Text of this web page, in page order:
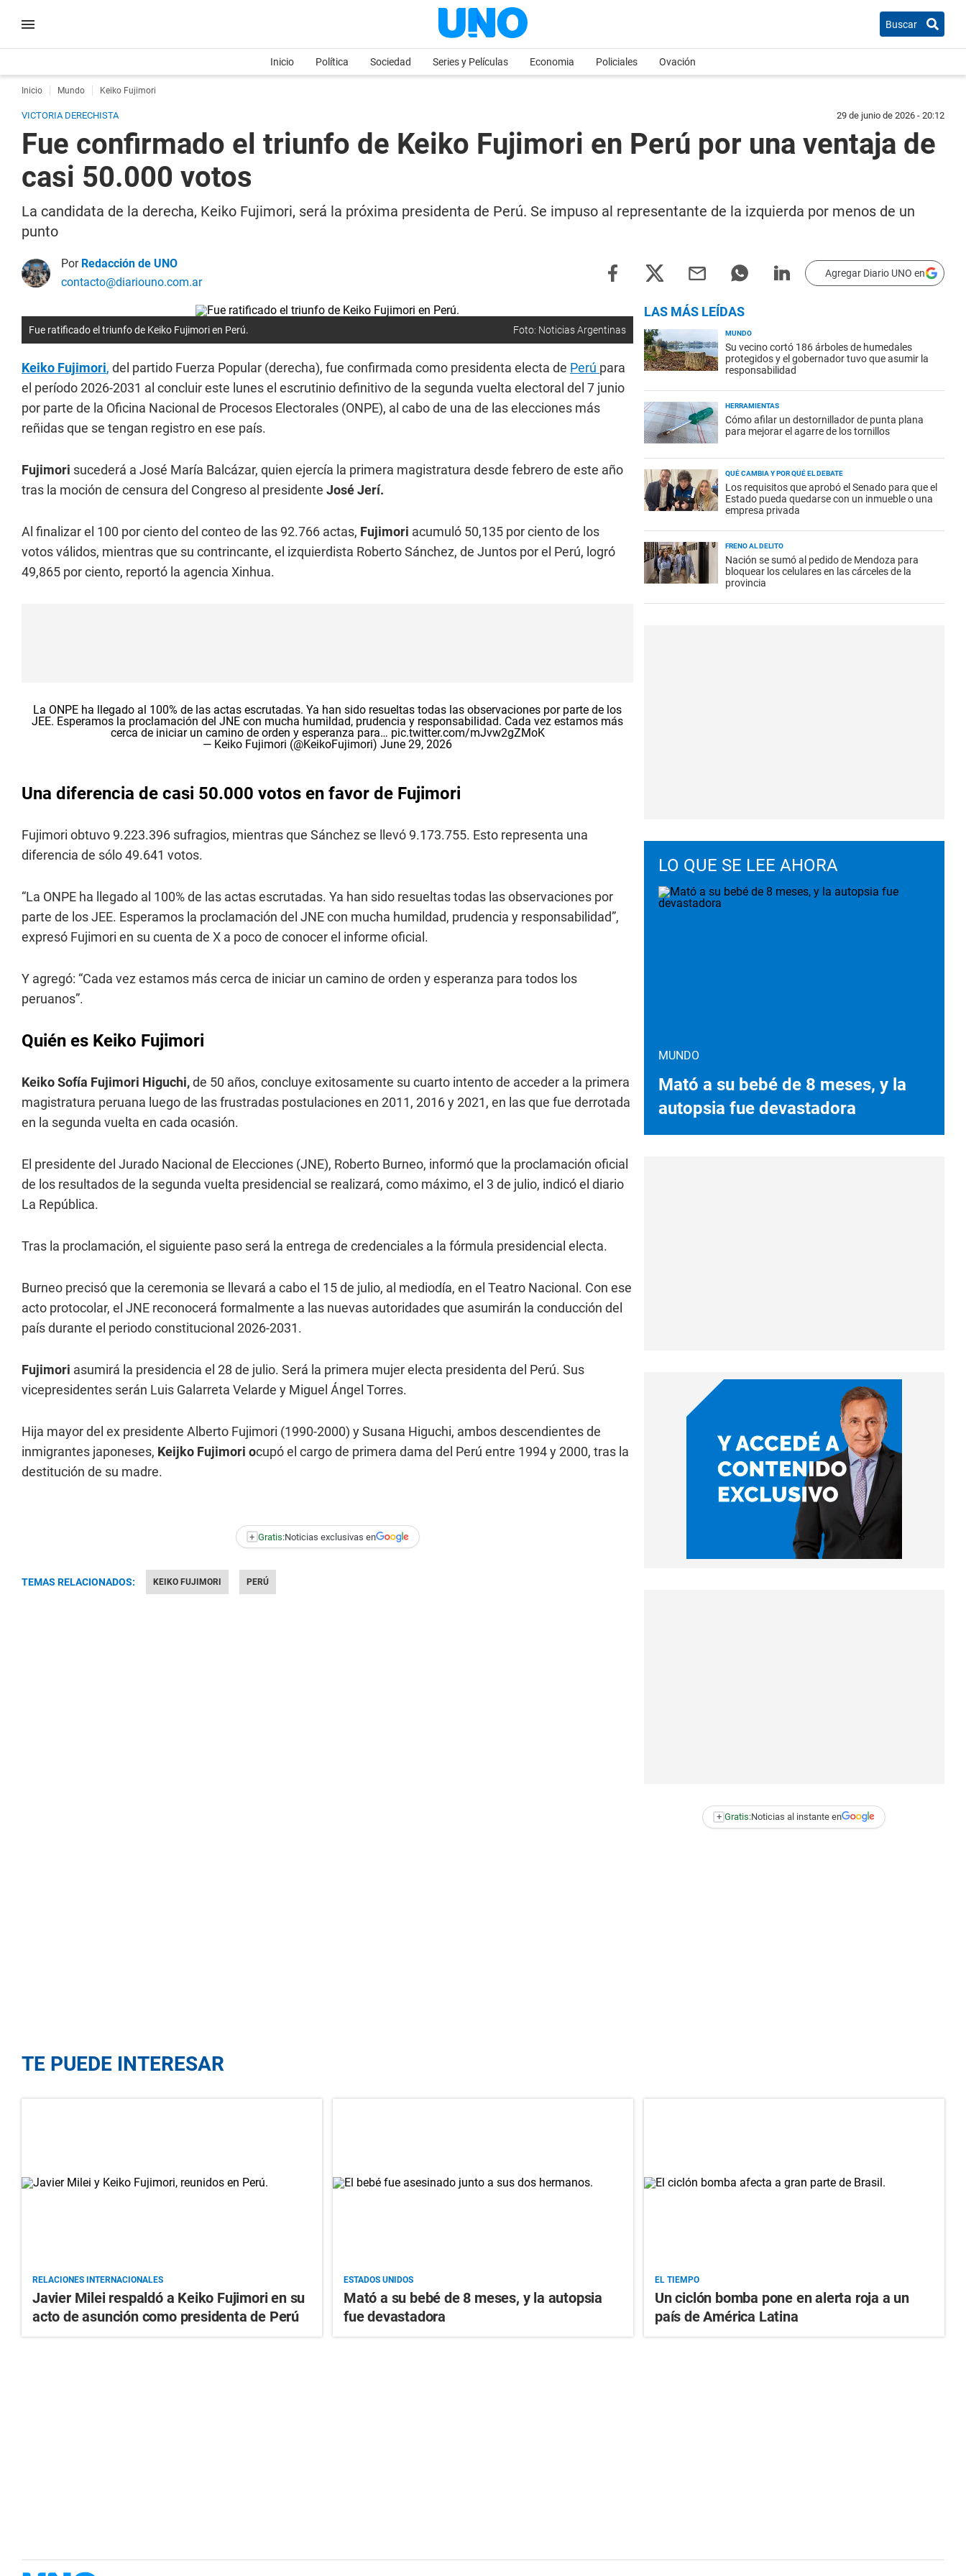
Buscar
Inicio Política Sociedad Series y Películas Economia Policiales Ovación
Inicio Mundo Keiko Fujimori
VICTORIA DERECHISTA 29 de junio de 2026 - 20:12
Fue confirmado el triunfo de Keiko Fujimori en Perú por una ventaja de
casi 50.000 votos
La candidata de la derecha, Keiko Fujimori, será la próxima presidenta de Perú. Se impuso al representante de la izquierda por menos de un
punto
Por Redacción de UNO
contacto@diariouno.com.ar
Agregar Diario UNO en
Fue ratificado el triunfo de Keiko Fujimori en Perú. Foto: Noticias Argentinas
Keiko Fujimori, del partido Fuerza Popular (derecha), fue confirmada como presidenta electa de Perú para
el período 2026-2031 al concluir este lunes el escrutinio definitivo de la segunda vuelta electoral del 7 junio
por parte de la Oficina Nacional de Procesos Electorales (ONPE), al cabo de una de las elecciones más
reñidas que se tengan registro en ese país.
Fujimori sucederá a José María Balcázar, quien ejercía la primera magistratura desde febrero de este año
tras la moción de censura del Congreso al presidente José Jerí.
Al finalizar el 100 por ciento del conteo de las 92.766 actas, Fujimori acumuló 50,135 por ciento de los
votos válidos, mientras que su contrincante, el izquierdista Roberto Sánchez, de Juntos por el Perú, logró
49,865 por ciento, reportó la agencia Xinhua.
La ONPE ha llegado al 100% de las actas escrutadas. Ya han sido resueltas todas las observaciones por parte de los
JEE. Esperamos la proclamación del JNE con mucha humildad, prudencia y responsabilidad. Cada vez estamos más
cerca de iniciar un camino de orden y esperanza para… pic.twitter.com/mJvw2gZMoK
— Keiko Fujimori (@KeikoFujimori) June 29, 2026
Una diferencia de casi 50.000 votos en favor de Fujimori
Fujimori obtuvo 9.223.396 sufragios, mientras que Sánchez se llevó 9.173.755. Esto representa una
diferencia de sólo 49.641 votos.
“La ONPE ha llegado al 100% de las actas escrutadas. Ya han sido resueltas todas las observaciones por
parte de los JEE. Esperamos la proclamación del JNE con mucha humildad, prudencia y responsabilidad”,
expresó Fujimori en su cuenta de X a poco de conocer el informe oficial.
Y agregó: “Cada vez estamos más cerca de iniciar un camino de orden y esperanza para todos los
peruanos”.
Quién es Keiko Fujimori
Keiko Sofía Fujimori Higuchi,de 50 años, concluye exitosamente su cuarto intento de acceder a la primera
magistratura peruana luego de las frustradas postulaciones en 2011, 2016 y 2021, en las que fue derrotada
en la segunda vuelta en cada ocasión.
El presidente del Jurado Nacional de Elecciones (JNE), Roberto Burneo, informó que la proclamación oficial
de los resultados de la segunda vuelta presidencial se realizará, como máximo, el 3 de julio, indicó el diario
La República.
Tras la proclamación, el siguiente paso será la entrega de credenciales a la fórmula presidencial electa.
Burneo precisó que la ceremonia se llevará a cabo el 15 de julio, al mediodía, en el Teatro Nacional. Con ese
acto protocolar, el JNE reconocerá formalmente a las nuevas autoridades que asumirán la conducción del
país durante el periodo constitucional 2026-2031.
Fujimori asumirá la presidencia el 28 de julio. Será la primera mujer electa presidenta del Perú. Sus
vicepresidentes serán Luis Galarreta Velarde y Miguel Ángel Torres.
Hija mayor del ex presidente Alberto Fujimori (1990-2000) y Susana Higuchi, ambos descendientes de
inmigrantes japoneses, Keijko Fujimori ocupó el cargo de primera dama del Perú entre 1994 y 2000, tras la
destitución de su madre.
+ Gratis:Noticias exclusivas en
TEMAS RELACIONADOS: KEIKO FUJIMORI PERÚ
LAS MÁS LEÍDAS
MUNDO
Su vecino cortó 186 árboles de humedales
protegidos y el gobernador tuvo que asumir la
responsabilidad
HERRAMIENTAS
Cómo afilar un destornillador de punta plana
para mejorar el agarre de los tornillos
QUÉ CAMBIA Y POR QUÉ EL DEBATE
Los requisitos que aprobó el Senado para que el
Estado pueda quedarse con un inmueble o una
empresa privada
FRENO AL DELITO
Nación se sumó al pedido de Mendoza para
bloquear los celulares en las cárceles de la
provincia
LO QUE SE LEE AHORA
MUNDO
Mató a su bebé de 8 meses, y la
autopsia fue devastadora
+ Gratis:Noticias al instante en
TE PUEDE INTERESAR
RELACIONES INTERNACIONALES
Javier Milei respaldó a Keiko Fujimori en su
acto de asunción como presidenta de Perú
ESTADOS UNIDOS
Mató a su bebé de 8 meses, y la autopsia
fue devastadora
EL TIEMPO
Un ciclón bomba pone en alerta roja a un
país de América Latina